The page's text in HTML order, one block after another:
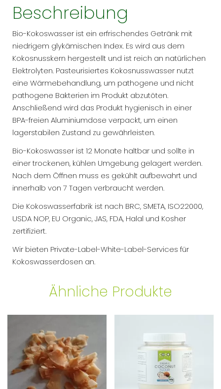
Menge
Beschreibung
Bio-Kokoswasser ist ein erfrischendes Getränk mit
niedrigem glykämischen Index. Es wird aus dem
Kokosnusskern hergestellt und ist reich an natürlichen
Elektrolyten. Pasteurisiertes Kokosnusswasser nutzt
eine Wärmebehandlung, um pathogene und nicht
pathogene Bakterien im Produkt abzutöten.
Anschließend wird das Produkt hygienisch in einer
BPA-freien Aluminiumdose verpackt, um einen
lagerstabilen Zustand zu gewährleisten.
Bio-Kokoswasser ist 12 Monate haltbar und sollte in
einer trockenen, kühlen Umgebung gelagert werden.
Nach dem Öffnen muss es gekühlt aufbewahrt und
innerhalb von 7 Tagen verbraucht werden.
Die Kokoswasserfabrik ist nach BRC, SMETA, ISO22000,
USDA NOP, EU Organic, JAS, FDA, Halal und Kosher
zertifiziert.
Wir bieten Private-Label-White-Label-Services für
Kokoswasserdosen an.
Ähnliche Produkte